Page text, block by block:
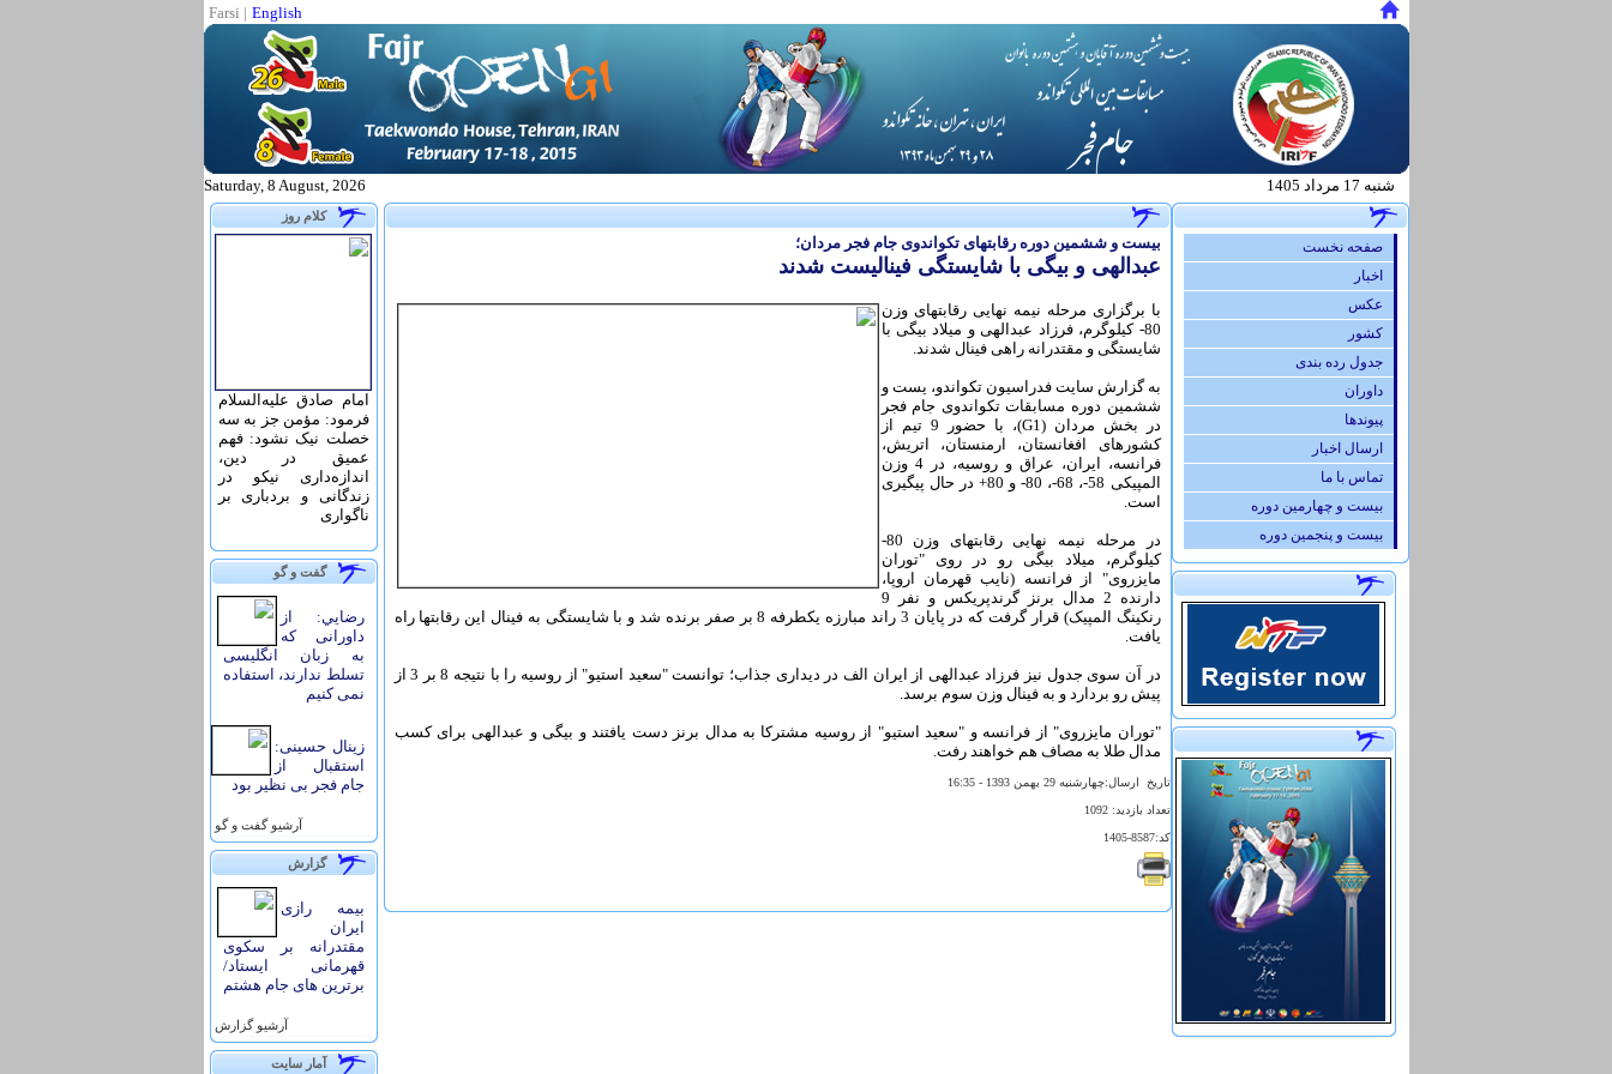
Farsi | English
Saturday, 8 August, 2026 شنبه 17 مرداد 1405
کلام روز
امام صادق علیه‌السلام
فرمود: مؤمن جز به سه
خصلت نیک نشود: فهم
عمیق در دین،
اندازه‌دارى نیکو در
زندگانى و بردبارى بر
ناگوارى
گفت و گو
رضايي: از
داورانی که
به زبان انگلیسی
تسلط ندارند، استفاده
نمی کنیم
زینال حسینی:
استقبال از
جام فجر بی نظیر بود
آرشيو گفت و گو
گزارش
بیمه رازی
ایران
مقتدرانه بر سکوی
قهرمانی ایستاد/
برترین های جام هشتم
آرشيو گزارش
آمار سايت
.
بیست و ششمین دوره رقابتهای تکواندوی جام فجر مردان؛
عبدالهی و بیگی با شایستگی فینالیست شدند
با برگزاری مرحله نیمه نهایی رقابتهای وزن
80- کیلوگرم، فرزاد عبدالهی و میلاد بیگی با
شایستگی و مقتدرانه راهی فینال شدند.
به گزارش سایت فدراسیون تکواندو، یست و
ششمین دوره مسابقات تکواندوی جام فجر
در بخش مردان (G1)، با حضور 9 تیم از
کشورهای افغانستان، ارمنستان، اتریش،
فرانسه، ایران، عراق و روسیه، در 4 وزن
المپیکی 58-، 68-، 80- و 80+ در حال پیگیری
است.
در مرحله نیمه نهایی رقابتهای وزن 80-
کیلوگرم، میلاد بیگی رو در روی "توران
مایزروی" از فرانسه (نایب قهرمان اروپا،
دارنده 2 مدال برنز گرندپریکس و نفر 9
رنکینگ المپیک) قرار گرفت که در پایان 3 راند مبارزه یکطرفه 8 بر صفر برنده شد و با شایستگی به فینال این رقابتها راه
یافت.
در آن سوی جدول نیز فرزاد عبدالهی از ایران الف در دیداری جذاب؛ توانست "سعید استیو" از روسیه را با نتیجه 8 بر 3 از
پیش رو بردارد و به فینال وزن سوم برسد.
"توران مایزروی" از فرانسه و "سعید استیو" از روسیه مشترکا به مدال برنز دست یافتند و بیگی و عبدالهی برای کسب
مدال طلا به مصاف هم خواهند رفت.
تاريخ ارسال:چهارشنبه 29 بهمن 1393 - 16:35
تعداد بازديد: 1092
کد:8587-1405
صفحه نخست
اخبار
عكس
كشور
جدول رده بندی
داوران
پيوندها
ارسال اخبار
تماس با ما
بیست و چهارمین دوره
بیست و پنجمین دوره